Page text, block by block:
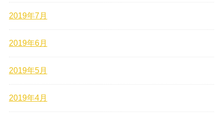
2019年7月
2019年6月
2019年5月
2019年4月